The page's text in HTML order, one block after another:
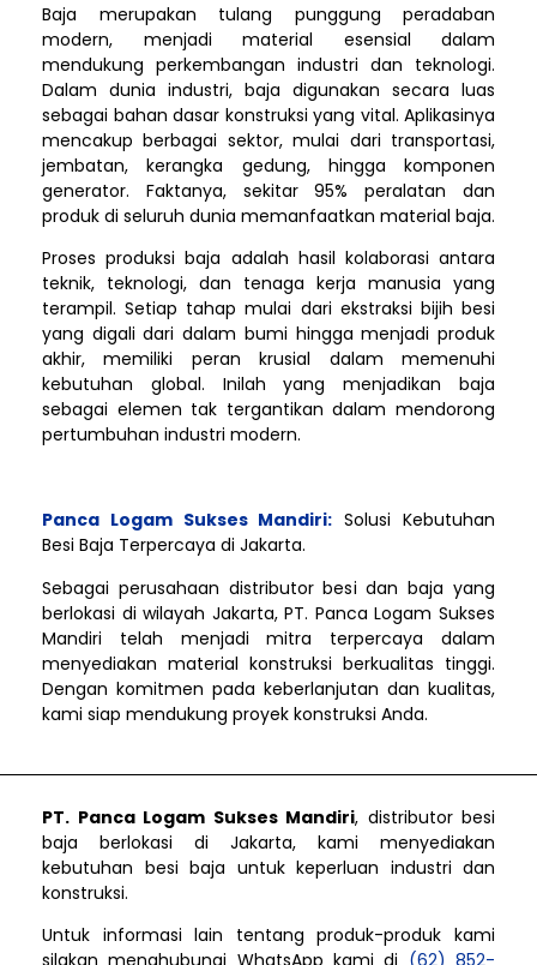
Baja merupakan tulang punggung peradaban
modern, menjadi material esensial dalam
mendukung perkembangan industri dan teknologi.
Dalam dunia industri, baja digunakan secara luas
sebagai bahan dasar konstruksi yang vital. Aplikasinya
mencakup berbagai sektor, mulai dari transportasi,
jembatan, kerangka gedung, hingga komponen
generator. Faktanya, sekitar 95% peralatan dan
produk di seluruh dunia memanfaatkan material baja.
Proses produksi baja adalah hasil kolaborasi antara
teknik, teknologi, dan tenaga kerja manusia yang
terampil. Setiap tahap mulai dari ekstraksi bijih besi
yang digali dari dalam bumi hingga menjadi produk
akhir, memiliki peran krusial dalam memenuhi
kebutuhan global. Inilah yang menjadikan baja
sebagai elemen tak tergantikan dalam mendorong
pertumbuhan industri modern.
Panca Logam Sukses Mandiri: Solusi Kebutuhan
Besi Baja Terpercaya di Jakarta.
Sebagai perusahaan distributor besi dan baja yang
berlokasi di wilayah Jakarta, PT. Panca Logam Sukses
Mandiri telah menjadi mitra terpercaya dalam
menyediakan material konstruksi berkualitas tinggi.
Dengan komitmen pada keberlanjutan dan kualitas,
kami siap mendukung proyek konstruksi Anda.
PT. Panca Logam Sukses Mandiri, distributor besi
baja berlokasi di Jakarta, kami menyediakan
kebutuhan besi baja untuk keperluan industri dan
konstruksi.
Untuk informasi lain tentang produk-produk kami